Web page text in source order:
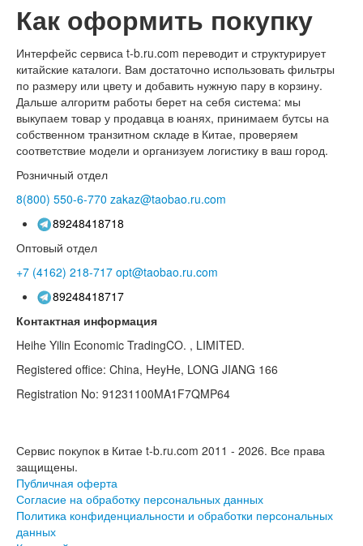
Как оформить покупку
Интерфейс сервиса t-b.ru.com переводит и структурирует
китайские каталоги. Вам достаточно использовать фильтры
по размеру или цвету и добавить нужную пару в корзину.
Дальше алгоритм работы берет на себя система: мы
выкупаем товар у продавца в юанях, принимаем бутсы на
собственном транзитном складе в Китае, проверяем
соответствие модели и организуем логистику в ваш город.
Розничный отдел
8(800) 550-6-770 zakaz@taobao.ru.com
89248418718
Оптовый отдел
+7 (4162) 218-717 opt@taobao.ru.com
89248418717
Контактная информация
Heihe Yilin Economic TradingCO. , LIMITED.
Registered office: China, HeyHe, LONG JIANG 166
Registration No: 91231100MA1F7QMP64
Сервис покупок в Китае t-b.ru.com 2011 - 2026. Все права
защищены.
Публичная оферта
Согласие на обработку персональных данных
Политика конфиденциальности и обработки персональных
данных